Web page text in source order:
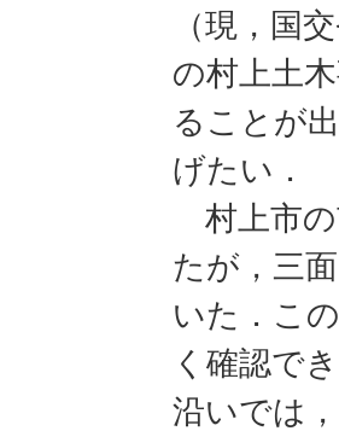
（現，国
の村上土
ることが
げたい．
村上市の
たが，三
いた．こ
く確認で
沿いでは